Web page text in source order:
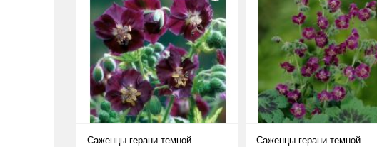
Саженцы герани темной
Саженцы герани темной